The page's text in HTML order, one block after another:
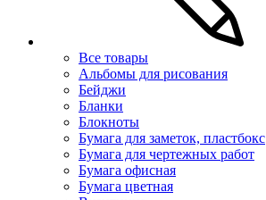
Все товары
Альбомы для рисования
Бейджи
Бланки
Блокноты
Бумага для заметок, пластбокс
Бумага для чертежных работ
Бумага офисная
Бумага цветная